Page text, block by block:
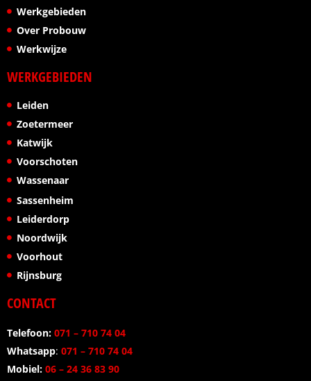
Werkgebieden
Over Probouw
Werkwijze
WERKGEBIEDEN
Leiden
Zoetermeer
Katwijk
Voorschoten
Wassenaar
Sassenheim
Leiderdorp
Noordwijk
Voorhout
Rijnsburg
CONTACT
Telefoon: 071 – 710 74 04
Whatsapp: 071 – 710 74 04
Mobiel: 06 – 24 36 83 90